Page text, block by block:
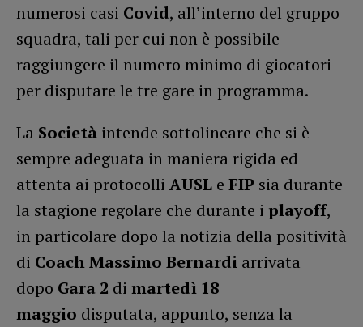
numerosi casi Covid, all’interno del gruppo
squadra, tali per cui non è possibile
raggiungere il numero minimo di giocatori
per disputare le tre gare in programma.
La Società intende sottolineare che si è
sempre adeguata in maniera rigida ed
attenta ai protocolli AUSL e FIP sia durante
la stagione regolare che durante i playoff,
in particolare dopo la notizia della positività
di Coach Massimo Bernardi arrivata
dopo Gara 2 di martedì 18
maggio disputata, appunto, senza la